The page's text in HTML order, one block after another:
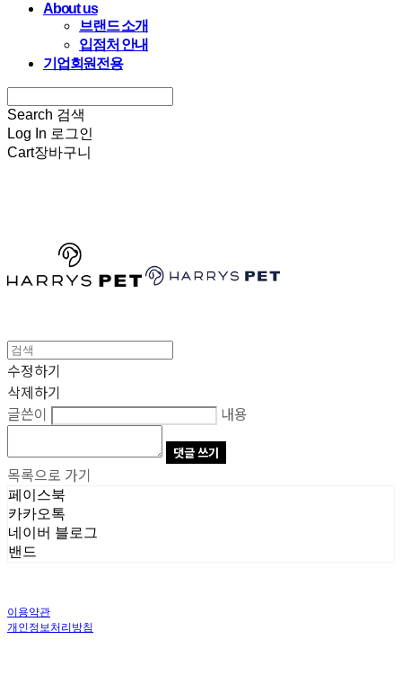
About us
브랜드 소개
입점처 안내
기업회원전용
Search 검색
Log In 로그인
Cart장바구니
수정하기
삭제하기
글쓴이
내용
댓글 쓰기
목록으로 가기
페이스북
카카오톡
네이버 블로그
밴드
이용약관
개인정보처리방침